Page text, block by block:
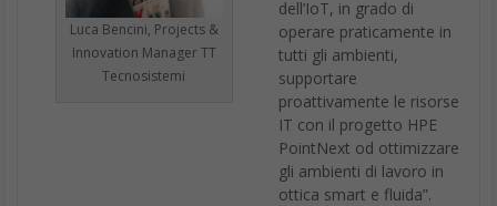
Luca Bencini, Projects &
Innovation Manager TT
Tecnosistemi
dell’IoT, in grado di
operare praticamente in
tutti gli ambienti,
supportare
proattivamente le risorse
IT con il progetto HPE
PointNext od ottimizzare
gli ambienti di lavoro in
ottica smart e fluida”.